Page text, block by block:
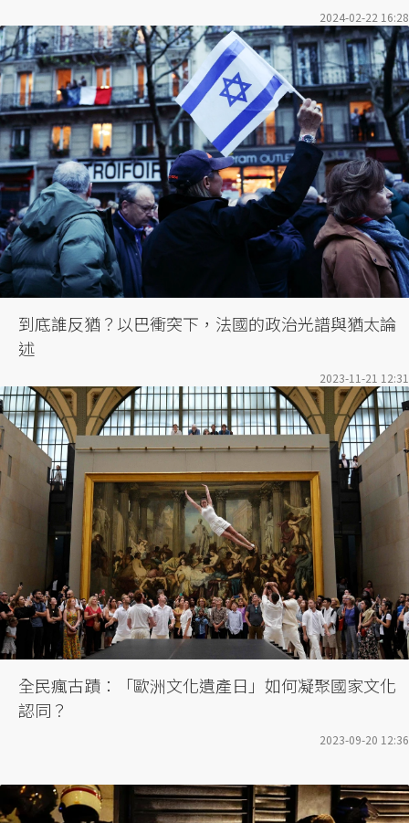
2024-02-22 16:28
到底誰反猶？以巴衝突下，法國的政治光譜與猶太論
述
2023-11-21 12:31
全民瘋古蹟：「歐洲文化遺產日」如何凝聚國家文化
認同？
2023-09-20 12:36